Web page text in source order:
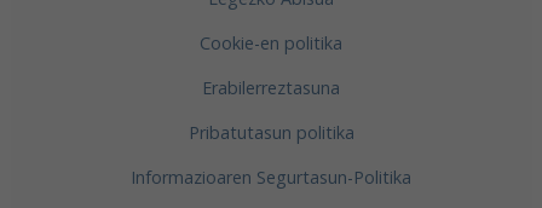
Cookie-en politika
Erabilerreztasuna
Pribatutasun politika
Informazioaren Segurtasun-Politika